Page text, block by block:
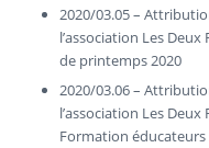
2020/03.05 –
l’association Les Deux
de printemps 2020
2020/03.06 –
l’association Les Deux
Formation